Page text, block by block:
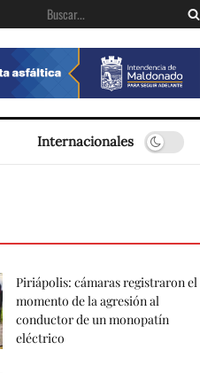
Internacionales
Piriápolis: cámaras registraron el
momento de la agresión al
conductor de un monopatín
eléctrico